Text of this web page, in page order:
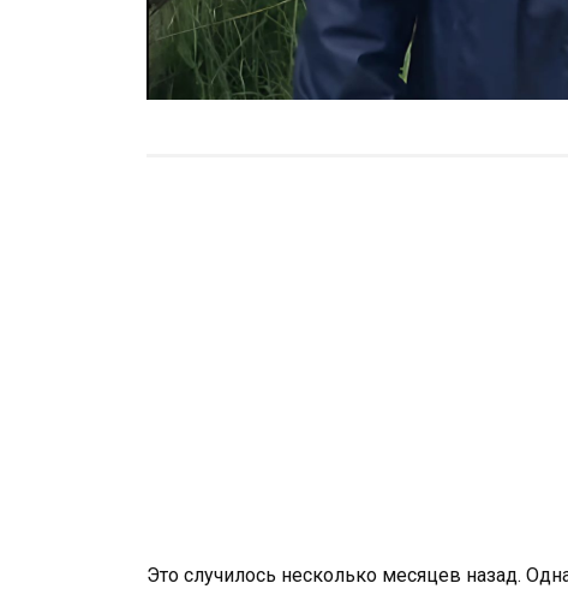
Это случилось несколько месяцев назад.